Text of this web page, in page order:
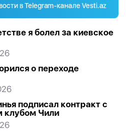
в Telegram-канале Vesti.az
я болел за киевское
о переходе
подписал контракт с
клубом Чили